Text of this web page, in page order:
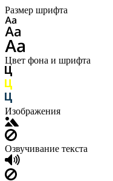
Размер шрифта
Цвет фона и шрифта
Изображения
Озвучивание текста